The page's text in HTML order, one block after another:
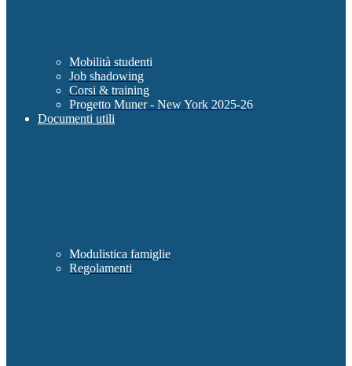
Mobilità studenti
Job shadowing
Corsi & training
Progetto Muner - New York 2025-26
Documenti utili
Modulistica famiglie
Regolamenti